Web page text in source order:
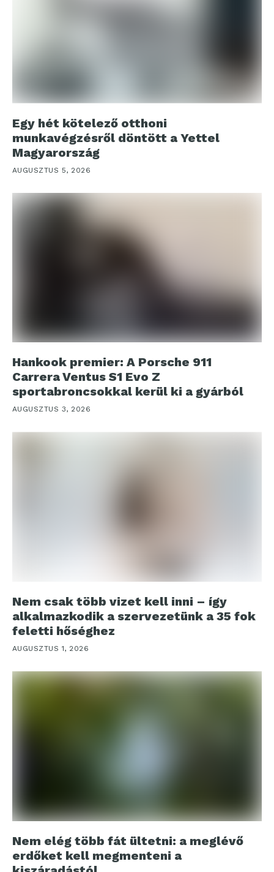
Egy hét kötelező otthoni
munkavégzésről döntött a Yettel
Magyarország
AUGUSZTUS 5, 2026
Hankook premier: A Porsche 911
Carrera Ventus S1 Evo Z
sportabroncsokkal kerül ki a gyárból
AUGUSZTUS 3, 2026
Nem csak több vizet kell inni – így
alkalmazkodik a szervezetünk a 35 fok
feletti hőséghez
AUGUSZTUS 1, 2026
Nem elég több fát ültetni: a meglévő
erdőket kell megmenteni a